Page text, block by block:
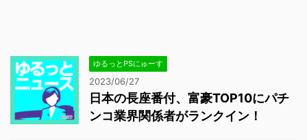
ゆるっとPSにゅーす
2023/06/27
日本の長座番付、富豪TOP10にパチ
ンコ業界関係者がランクイン！